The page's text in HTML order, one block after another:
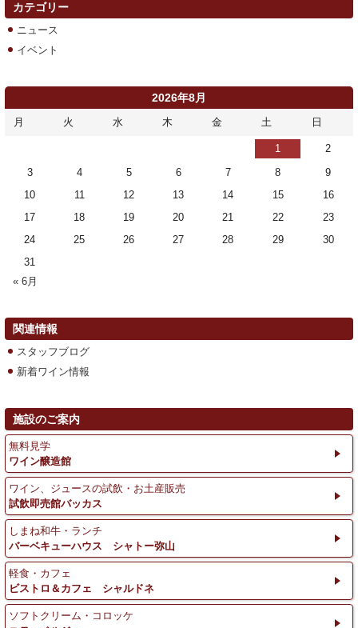
カテゴリー
ニュース
イベント
2026年8月
月 火 水 木 金 土 日
« 6月
1
2
3
4 5 6 7 8
9
10
11 12 13 14 15
16
17
18 19 20 21 22
23
24
25 26 27 28 29
30
31
関連情報
スタッフブログ
新着ワイン情報
施設のご案内
無料見学
ワイン醸造館
ワイン、ジュースの試飲・お土産販売
試飲即売館バッカス
しまね和牛・ランチ
バーベキューハウス シャトー弥山
軽食・カフェ
ビストロ＆カフェ シャルドネ
ソフトクリーム・コロッケ